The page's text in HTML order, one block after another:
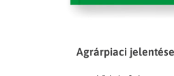
Agrárpiaci